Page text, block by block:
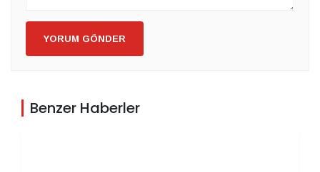
YORUM GÖNDER
Benzer Haberler